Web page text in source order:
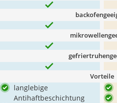
Vorteile
langlebige
Antihaftbeschichtung